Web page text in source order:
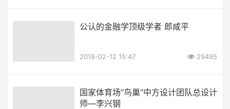
公认的金融学顶级学者 郎咸平
2018-02-12 15:47 29495
国家体育场“鸟巢”中方设计团队总设计
师—李兴钢